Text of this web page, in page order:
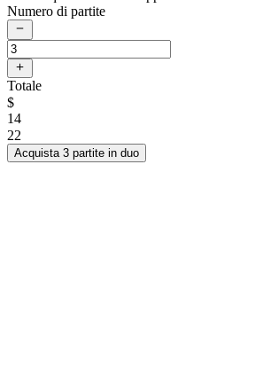
Numero di partite
Totale
$
14
22
Acquista 3 partite in duo